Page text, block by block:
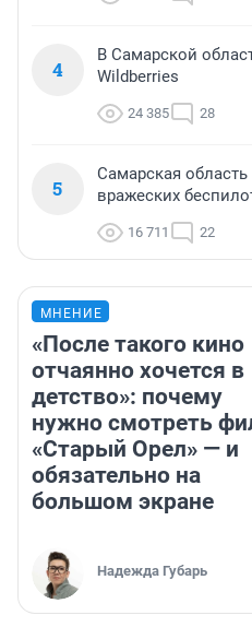
4
В Самарской
Wildberries
24 385 28
5
Самарская
вражеских
16 711 22
МНЕНИЕ
«После такого кино
отчаянно хочется в
детство»: почему
нужно смотреть
«Старый Орел» — и
обязательно на
большом экране
Надежда Губарь